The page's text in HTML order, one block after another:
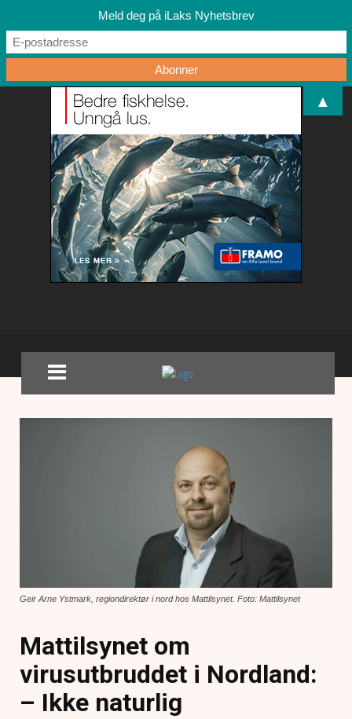
Geir Arne Ystmark, regiondirektør i nord hos Mattilsynet. Foto: Mattilsynet
Mattilsynet om
virusutbruddet i Nordland:
– Ikke naturlig
Meld deg på iLaks Nyhetsbrev
▲